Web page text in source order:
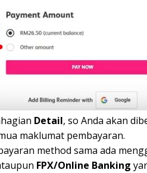
Detail, so Anda akan
maklumat pembayaran.
method sama ada
FPX/Online Banking